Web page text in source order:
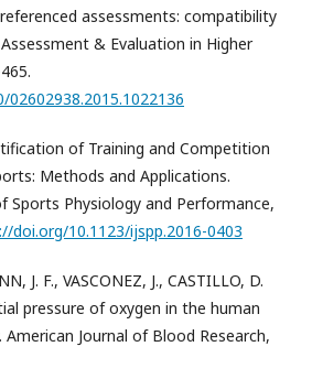
assessments: compatibility
& Evaluation in Higher
of Training and Competition
Methods and Applications.
Sports Physiology and Performance,
doi.org/10.1123/ijspp.2016-0403
J. F., VASCONEZ, J., CASTILLO, D.
pressure of oxygen in the human
American Journal of Blood Research,